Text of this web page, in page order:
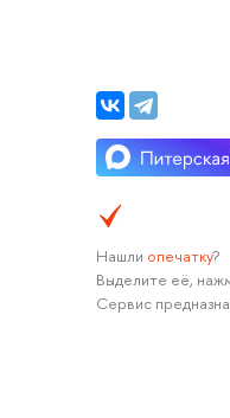
Нашли опечатку?
Выделите её,
Сервис